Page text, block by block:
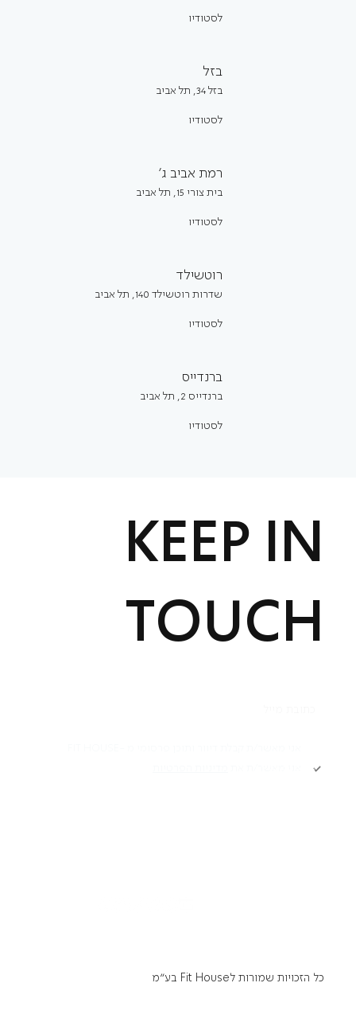
לסטודיו
בזל
בזל 34, תל אביב
לסטודיו
רמת אביב ג׳
בית צורי 15, תל אביב
לסטודיו
רוטשילד
שדרות רוטשילד 140, תל אביב
לסטודיו
ברנדייס
ברנדייס 2, תל אביב
לסטודיו
KEEP IN
TOUCH
כל הזכויות שמורות לFit House בע״מ
Academy תקנון